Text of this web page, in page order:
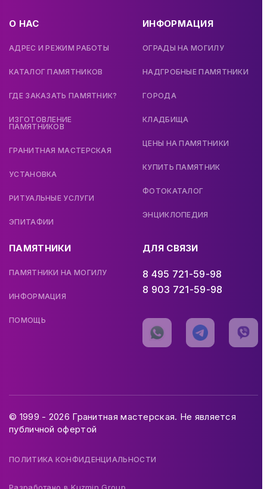
О НАС
АДРЕС И РЕЖИМ РАБОТЫ
КАТАЛОГ ПАМЯТНИКОВ
ГДЕ ЗАКАЗАТЬ ПАМЯТНИК?
ИЗГОТОВЛЕНИЕ
ПАМЯТНИКОВ
ГРАНИТНАЯ МАСТЕРСКАЯ
УСТАНОВКА
РИТУАЛЬНЫЕ УСЛУГИ
ЭПИТАФИИ
ИНФОРМАЦИЯ
ОГРАДЫ НА МОГИЛУ
НАДГРОБНЫЕ ПАМЯТНИКИ
ГОРОДА
КЛАДБИЩА
ЦЕНЫ НА ПАМЯТНИКИ
КУПИТЬ ПАМЯТНИК
ФОТОКАТАЛОГ
ЭНЦИКЛОПЕДИЯ
ПАМЯТНИКИ
ПАМЯТНИКИ НА МОГИЛУ
ИНФОРМАЦИЯ
ПОМОЩЬ
ДЛЯ СВЯЗИ
8 495 721-59-98
8 903 721-59-98
© 1999 - 2026 Гранитная мастерская. Не является
публичной офертой
ПОЛИТИКА КОНФИДЕНЦИАЛЬНОСТИ